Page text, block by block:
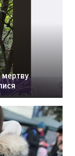
мертву